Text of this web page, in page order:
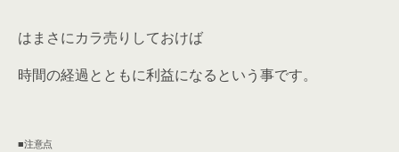
はまさにカラ売りしておけば
時間の経過とともに利益になるという事です。
■注意点